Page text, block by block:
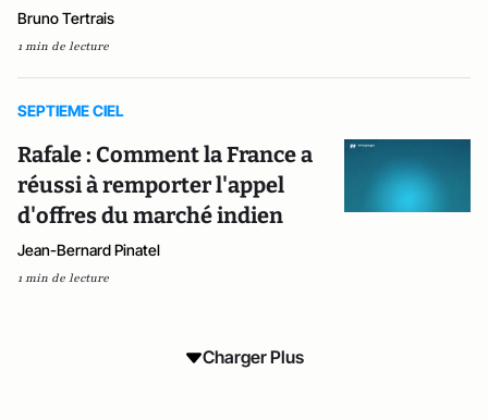
Bruno Tertrais
1 min de lecture
SEPTIEME CIEL
Rafale : Comment la France a
réussi à remporter l'appel
d'offres du marché indien
Jean-Bernard Pinatel
1 min de lecture
Charger Plus